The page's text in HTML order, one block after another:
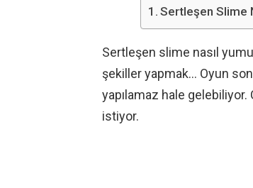
Sertleşen Slime
Sertleşen slime nasıl
şekiller yapmak… Oyun
yapılamaz hale
istiyor.